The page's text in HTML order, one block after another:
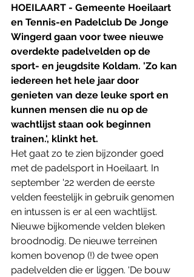
HOEILAART - Gemeente Hoeilaart
en Tennis-en Padelclub De Jonge
Wingerd gaan voor twee nieuwe
overdekte padelvelden op de
sport- en jeugdsite Koldam. 'Zo kan
iedereen het hele jaar door
genieten van deze leuke sport en
kunnen mensen die nu op de
wachtlijst staan ook beginnen
trainen.', klinkt het.
Het gaat zo te zien bijzonder goed
met de padelsport in Hoeilaart. In
september '22 werden de eerste
velden feestelijk in gebruik genomen
en intussen is er al een wachtlijst.
Nieuwe bijkomende velden bleken
broodnodig. De nieuwe terreinen
komen bovenop (!) de twee open
padelvelden die er liggen. 'De bouw